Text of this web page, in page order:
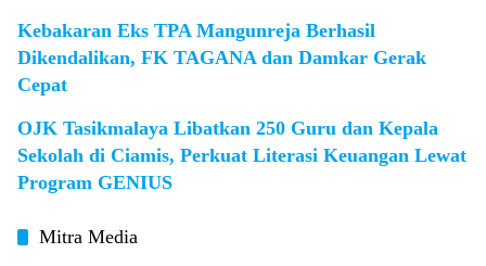
Kebakaran Eks TPA Mangunreja Berhasil
Dikendalikan, FK TAGANA dan Damkar Gerak
Cepat
OJK Tasikmalaya Libatkan 250 Guru dan Kepala
Sekolah di Ciamis, Perkuat Literasi Keuangan Lewat
Program GENIUS
Mitra Media